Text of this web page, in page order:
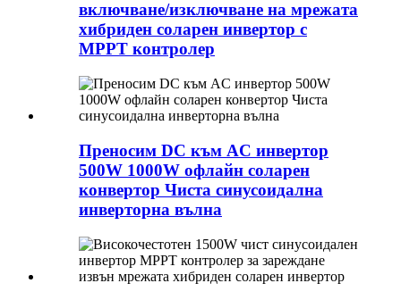
включване/изключване на мрежата
хибриден соларен инвертор с
MPPT контролер
Преносим DC към AC инвертор
500W 1000W офлайн соларен
конвертор Чиста синусоидална
инверторна вълна